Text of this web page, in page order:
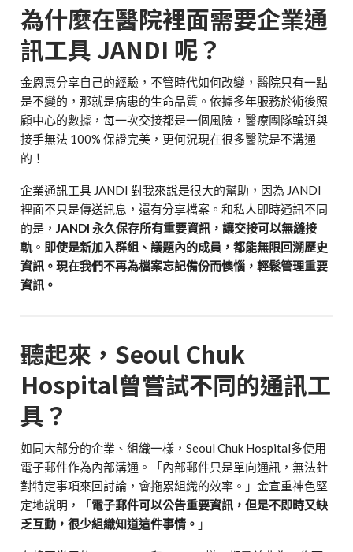
為什麼在醫院裡面需要企業通
訊工具 JANDI 呢？
金恩惠分享自己的經驗，不管時代如何改變，醫院只有一點
是不變的，那就是病患的生命品質。依據多年服務於術後照
顧中心的數據，每一次交接都是一個風險，醫療團隊輪班與
接手無法 100% 保證完美，更何況現在很多醫院是不溝通
的！
企業通訊工具 JANDI 對我來說是很大的幫助，因為 JANDI
裡面不只是傳送訊息，還有分享檔案。和私人即時通訊不同
的是，JANDI 永久保存所有重要資訊，讓交接可以無縫接
軌。 即使是新加入群組、議題內的成員，都能無限回溯歷史
資訊。現在我們不再為檔案忘記備份而懊惱，輕鬆管理重要
資訊。
聽起來，Seoul Chuk
Hospital曾嘗試不同的通訊工
具？
如同大部分的企業、組織一樣，Seoul Chuk Hospital多使用
電子郵件作為內部溝通。「內部郵件只是單向通訊，無法針
對特定事項來回討論，會拖累組織的效率。」金宣重神色堅
定地說明，「電子郵件可以公告重要資訊，但是不即時又缺
乏互動，很少組織知道這件事情。 」